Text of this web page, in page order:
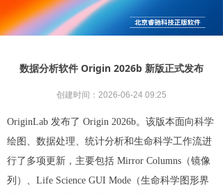
数据分析软件 Origin 2026b 新版正式发布
OriginLab 发布了 Origin 2026b。该版本面向科学
绘图、数据处理、统计分析和生命科学工作流进
行了多项更新，主要包括 Mirror Columns（镜像
列）、Life Science GUI Mode（生命科学图形界
创建时间： 2026-06-24 09:25